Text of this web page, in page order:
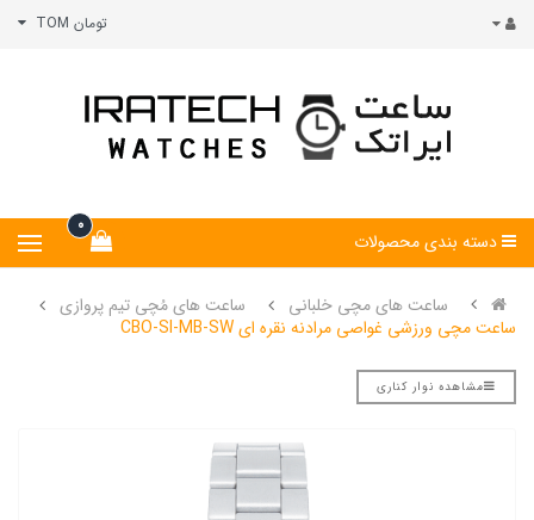
تومان TOM
0
دسته بندی محصولات
ساعت های مچی خلبانی
ساعت های مُچی تیم پروازی
ساعت مچی ورزشی غواصی مرادنه نقره ای CBO-SI-MB-SW
مشاهده نوار کناری